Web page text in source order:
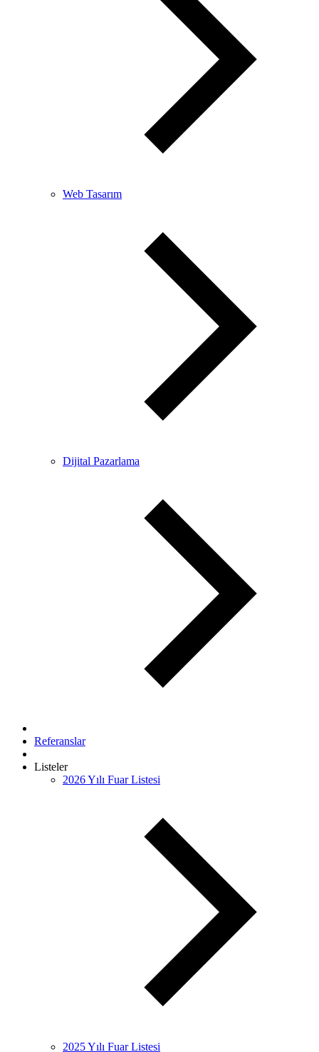
Web Tasarım
Dijital Pazarlama
Referanslar
Listeler
2026 Yılı Fuar Listesi
2025 Yılı Fuar Listesi